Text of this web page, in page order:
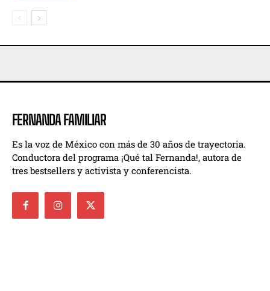
FERNANDA FAMILIAR
Es la voz de México con más de 30 años de trayectoria.
Conductora del programa ¡Qué tal Fernanda!, autora de
tres bestsellers y activista y conferencista.